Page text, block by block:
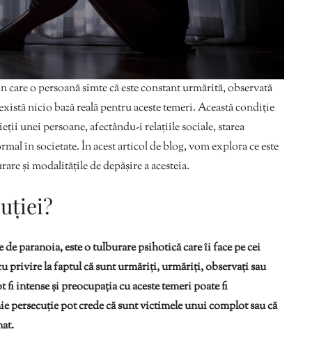
o persoană simte că este constant urmărită, observată
nicio bază reală pentru aceste temeri. Această condiție
unei persoane, afectându-i relațiile sociale, starea
în societate. În acest articol de blog, vom explora ce este
și modalitățile de depășire a acesteia.
paranoia, este o tulburare psihotică care îi face pe cei
privire la faptul că sunt urmăriți, urmăriți, observați sau
intense și preocupația cu aceste temeri poate fi
persecuție pot crede că sunt victimele unui complot sau că